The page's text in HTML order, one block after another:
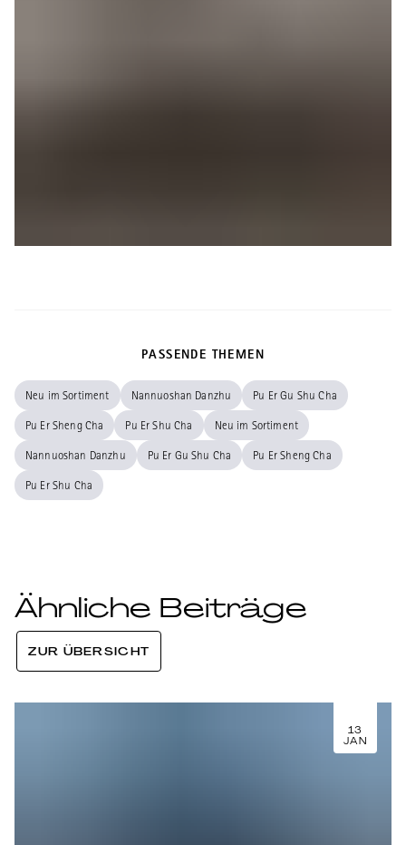
PASSENDE THEMEN
Neu im Sortiment Nannuoshan Danzhu Pu Er Gu Shu Cha
Pu Er Sheng Cha Pu Er Shu Cha Neu im Sortiment
Nannuoshan Danzhu Pu Er Gu Shu Cha Pu Er Sheng Cha
Pu Er Shu Cha
Ähnliche Beiträge
ZUR ÜBERSICHT
13
JAN